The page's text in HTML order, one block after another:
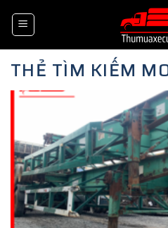
THẺ TÌM KIẾM